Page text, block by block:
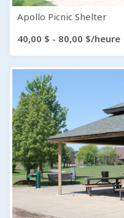
Apollo Picnic Shelter
40,00 $ - 80,00 $/heure